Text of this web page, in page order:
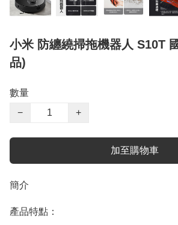
小米 防纏繞掃拖機器人 S10T
品)
數量
−
+
加至購物車
簡介
產品特點：